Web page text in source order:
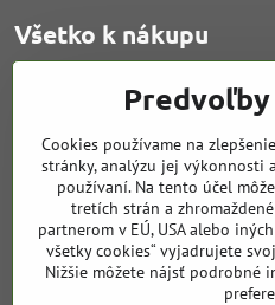
Všetko k nákupu
Poruchy - servis
Financovanie
Cenová ponuka
Cookies používame na
stránky, analýzu jej výkonnosti
používaní. Na tento účel
tretích strán a
partnerom v EÚ, USA alebo
všetky cookies“ vyjadrujete
Nižšie môžete nájsť podrobné